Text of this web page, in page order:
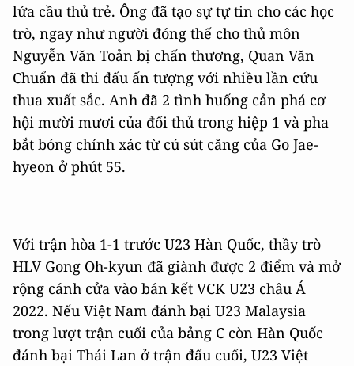
lứa cầu thủ trẻ. Ông đã tạo sự tự tin cho các học
trò, ngay như người đóng thế cho thủ môn
Nguyễn Văn Toản bị chấn thương, Quan Văn
Chuẩn đã thi đấu ấn tượng với nhiều lần cứu
thua xuất sắc. Anh đã 2 tình huống cản phá cơ
hội mười mươi của đối thủ trong hiệp 1 và pha
bắt bóng chính xác từ cú sút căng của Go Jae-
hyeon ở phút 55.
Với trận hòa 1-1 trước U23 Hàn Quốc, thầy trò
HLV Gong Oh-kyun đã giành được 2 điểm và mở
rộng cánh cửa vào bán kết VCK U23 châu Á
2022. Nếu Việt Nam đánh bại U23 Malaysia
trong lượt trận cuối của bảng C còn Hàn Quốc
đánh bại Thái Lan ở trận đấu cuối, U23 Việt